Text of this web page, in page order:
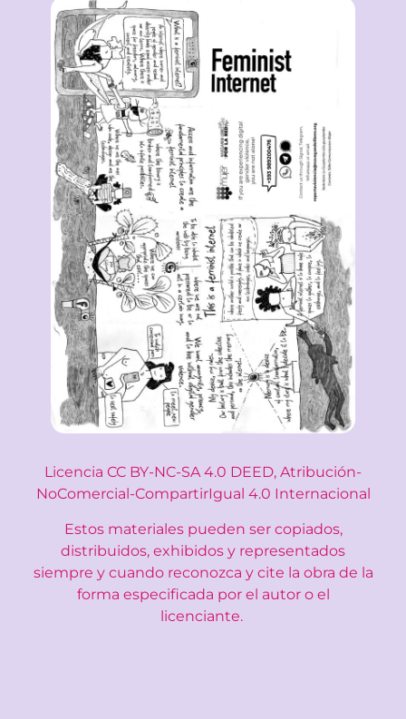
Licencia CC BY-NC-SA 4.0 DEED, Atribución-
NoComercial-CompartirIgual 4.0 Internacional
Estos materiales pueden ser copiados,
distribuidos, exhibidos y representados
siempre y cuando reconozca y cite la obra de la
forma especificada por el autor o el
licenciante.